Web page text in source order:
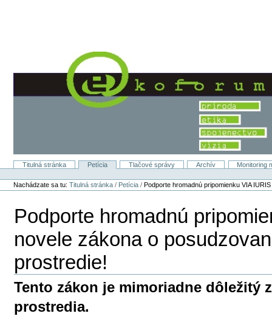
Titulná stránka Petícia Tlačové správy Archív
Monitoring
Osobné
nástroje
Nachádzate sa tu: Titulná stránka / Petícia /Podporte hromadnú pripomienku VIA
Podporte hromadnú
novele zákona o
prostredie!
Tento zákon je mimoriadne dôležitý
prostredia.